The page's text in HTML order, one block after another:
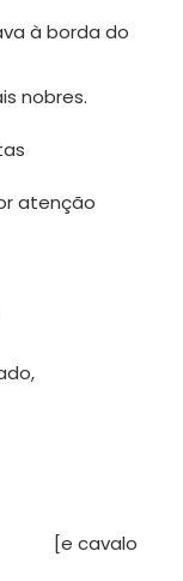
à borda do
nobres.
atenção